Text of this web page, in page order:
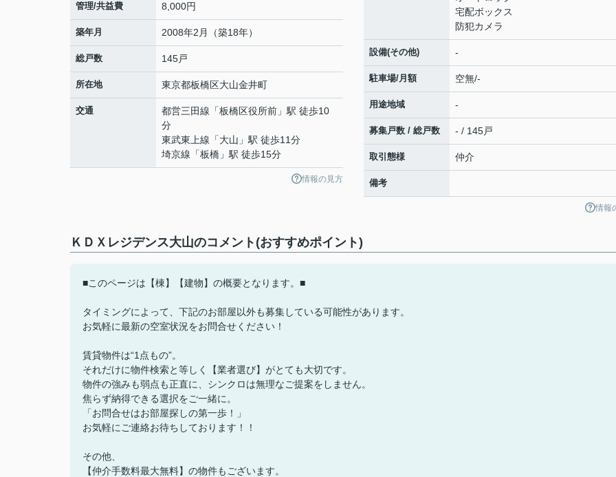
管理/共益費 8,000円
築年月 2008年2月（築18年）
総戸数 145戸
所在地 東京都板橋区大山金井町
交通 都営三田線 「板橋区役所前 」駅 徒歩10
分
東武東上線 「大山 」駅 徒歩11分
埼京線 「板橋 」駅 徒歩15分
情報の見方
宅配ボックス
防犯カメラ
設備(その他) -
駐車場/月額 空無/-
用途地域 -
募集戸数 / 総戸数 - / 145戸
取引態様 仲介
備考
情報
ＫＤＸレジデンス大山のコメント(おすすめポイント)
■このページは【棟】【建物】の概要となります。■
タイミングによって、下記のお部屋以外も募集している可能性があります。
お気軽に最新の空室状況をお問合せください！
賃貸物件は“1点もの”。
それだけに物件検索と等しく【業者選び】がとても大切です。
物件の強みも弱点も正直に、シンクロは無理なご提案をしません。
焦らず納得できる選択をご一緒に。
「お問合せはお部屋探しの第一歩！」
お気軽にご連絡お待ちしております！！
その他、
【仲介手数料最大無料】の物件もございます。